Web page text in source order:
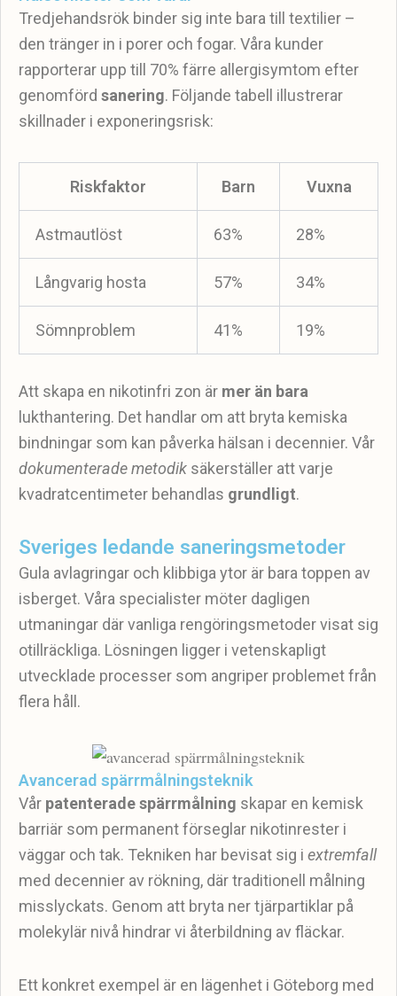
Tredjehandsrök binder sig inte bara till textilier –
den tränger in i porer och fogar. Våra kunder
rapporterar upp till 70% färre allergisymtom efter
genomförd sanering. Följande tabell illustrerar
skillnader i exponeringsrisk:
Riskfaktor Barn Vuxna
Astmautlöst 63% 28%
Långvarig hosta 57% 34%
Sömnproblem 41% 19%
Att skapa en nikotinfri zon är mer än bara
lukthantering. Det handlar om att bryta kemiska
bindningar som kan påverka hälsan i decennier. Vår
dokumenterade metodik säkerställer att varje
kvadratcentimeter behandlas grundligt.
Sveriges ledande saneringsmetoder
Gula avlagringar och klibbiga ytor är bara toppen av
isberget. Våra specialister möter dagligen
utmaningar där vanliga rengöringsmetoder visat sig
otillräckliga. Lösningen ligger i vetenskapligt
utvecklade processer som angriper problemet från
flera håll.
Avancerad spärrmålningsteknik
Vår patenterade spärrmålning skapar en kemisk
barriär som permanent förseglar nikotinrester i
väggar och tak. Tekniken har bevisat sig i extremfall
med decennier av rökning, där traditionell målning
misslyckats. Genom att bryta ner tjärpartiklar på
molekylär nivå hindrar vi återbildning av fläckar.
Ett konkret exempel är en lägenhet i Göteborg med